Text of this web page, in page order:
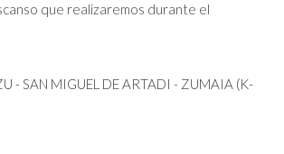
que realizaremos durante el
- SAN MIGUEL DE ARTADI - ZUMAIA (K-